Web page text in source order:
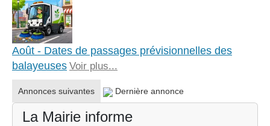
Août - Dates de passages prévisionnelles des
balayeuses Voir plus...
Annonces suivantes Dernière annonce
La Mairie informe